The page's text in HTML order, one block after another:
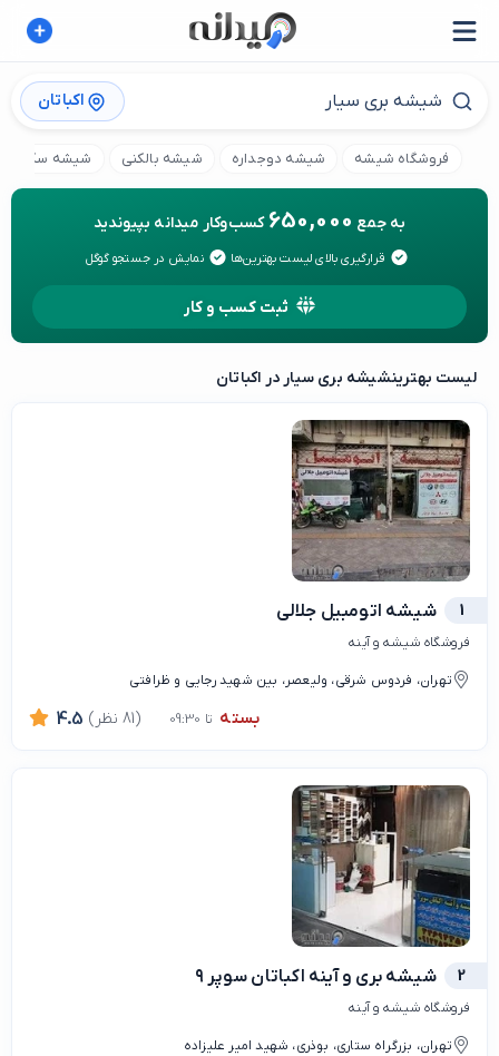
اکباتان
فروشگاه شیشه شیشه دوجداره شیشه بالکنی شیشه
به جمع 650,000 کسب‌وکار میدانه بپیوندید
قرارگیری بالای لیست بهترین‌ها نمایش در جستجو گوگل
ثبت کسب و کار
لیست بهترینشیشه بری سیار در اکباتان
1 شیشه اتومبیل جلالی
فروشگاه شیشه و آینه
تهران، فردوس شرقی، ولیعصر، بین شهید رجایی و ظرافتی
بسته تا 09:30 4.5 (81 نظر)
2 شیشه بری و آینه اکباتان سوپر ۹
فروشگاه شیشه و آینه
تهران، بزرگراه ستاری، بوذری، شهید امیر علیزاده